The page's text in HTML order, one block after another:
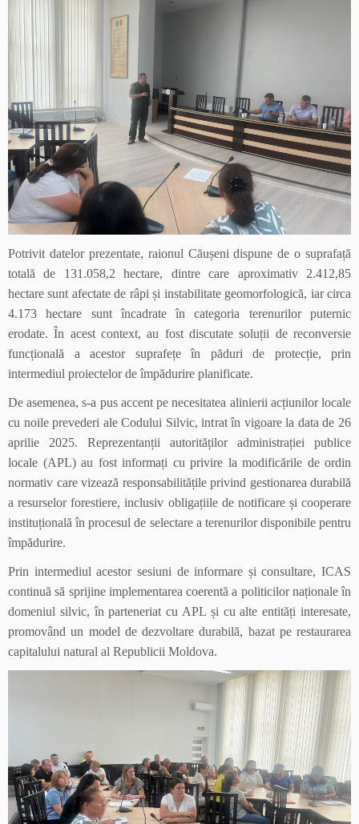
Potrivit datelor prezentate, raionul Căușeni dispune de o suprafață
totală de 131.058,2 hectare, dintre care aproximativ 2.412,85
hectare sunt afectate de râpi și instabilitate geomorfologică, iar circa
4.173 hectare sunt încadrate în categoria terenurilor puternic
erodate. În acest context, au fost discutate soluții de reconversie
funcțională a acestor suprafețe în păduri de protecție, prin
intermediul proiectelor de împădurire planificate.
De asemenea, s-a pus accent pe necesitatea alinierii acțiunilor locale
cu noile prevederi ale Codului Silvic, intrat în vigoare la data de 26
aprilie 2025. Reprezentanții autorităților administrației publice
locale (APL) au fost informați cu privire la modificările de ordin
normativ care vizează responsabilitățile privind gestionarea durabilă
a resurselor forestiere, inclusiv obligațiile de notificare și cooperare
instituțională în procesul de selectare a terenurilor disponibile pentru
împădurire.
Prin intermediul acestor sesiuni de informare și consultare, ICAS
continuă să sprijine implementarea coerentă a politicilor naționale în
domeniul silvic, în parteneriat cu APL și cu alte entități interesate,
promovând un model de dezvoltare durabilă, bazat pe restaurarea
capitalului natural al Republicii Moldova.